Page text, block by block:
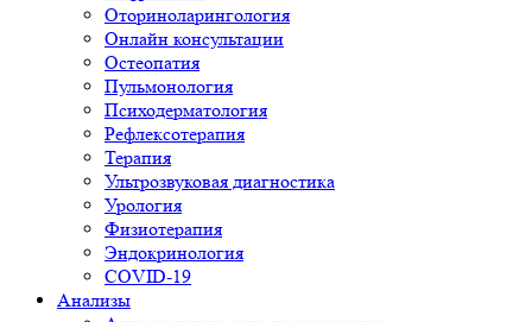
Оториноларингология
Онлайн консультации
Остеопатия
Пульмонология
Психодерматология
Рефлексотерапия
Терапия
Ультрозвуковая диагностика
Урология
Физиотерапия
Эндокринология
COVID-19
Анализы